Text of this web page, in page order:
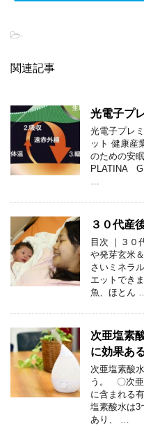
-
関連記事
光電子プ
光電子プレ
ット 健康産
のための安
PLATINA
３０代産
目次 ｜３０
や発芽玄米
さいミネラ
エットでき
魚、ほとん …
次亜塩素
に効果あ
次亜塩素酸
う。 〇次亜
に含まれる
塩素酸水は3
あり、 …